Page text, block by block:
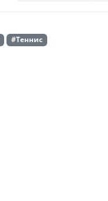
#Теннис